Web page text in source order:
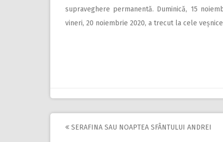
supraveghere permanentă. Duminică, 15
vineri, 20 noiembrie 2020, a trecut la cele
SERAFINA SAU NOAPTEA SFÂNTULUI ANDREI